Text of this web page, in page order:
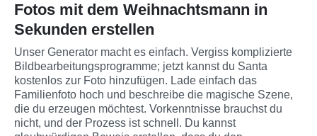
Fotos mit dem Weihnachtsmann in
Sekunden erstellen
Unser Generator macht es einfach. Vergiss komplizierte
Bildbearbeitungsprogramme; jetzt kannst du Santa
kostenlos zur Foto hinzufügen. Lade einfach das
Familienfoto hoch und beschreibe die magische Szene,
die du erzeugen möchtest. Vorkenntnisse brauchst du
nicht, und der Prozess ist schnell. Du kannst